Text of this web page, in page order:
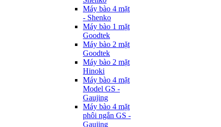
Máy bào 4 mặt
- Shenko
Máy bào 1 mặt
Goodtek
Máy bào 2 mặt
Goodtek
Máy bào 2 mặt
Hinoki
Máy bào 4 mặt
Model GS -
Gaujing
Máy bào 4 mặt
phôi ngắn GS -
Gaujing